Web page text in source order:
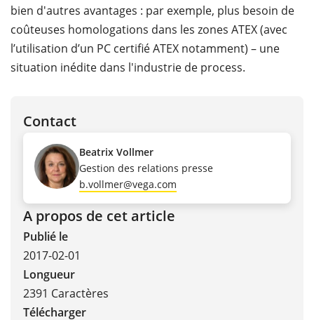
bien d'autres avantages : par exemple, plus besoin de
coûteuses homologations dans les zones ATEX (avec
l’utilisation d’un PC certifié ATEX notamment) – une
situation inédite dans l'industrie de process.
Contact
Beatrix Vollmer
Gestion des relations presse
b.vollmer@vega.com
A propos de cet article
Publié le
2017-02-01
Longueur
2391 Caractères
Télécharger